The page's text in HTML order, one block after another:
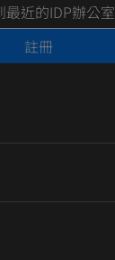
最近的IDP辦公室
註冊